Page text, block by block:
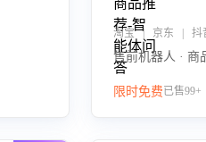
淘宝 | 京东 | 抖
售前机器人 · 商
限时免费已售99+